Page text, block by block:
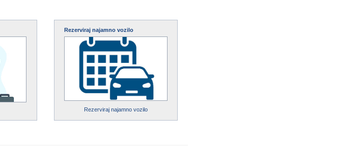
Rezerviraj najamno vozilo
Rezerviraj najamno vozilo